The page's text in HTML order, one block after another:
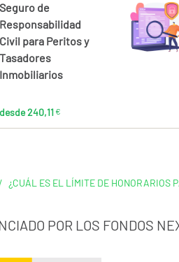
Calcúlalo ahora
Seguro de
Responsabilidad
Civil para Peritos y
Tasadores
Inmobiliarios
desde 240,11 €
¿CUÁL ES EL LÍMITE DE HONORARIOS
POR LOS FONDOS